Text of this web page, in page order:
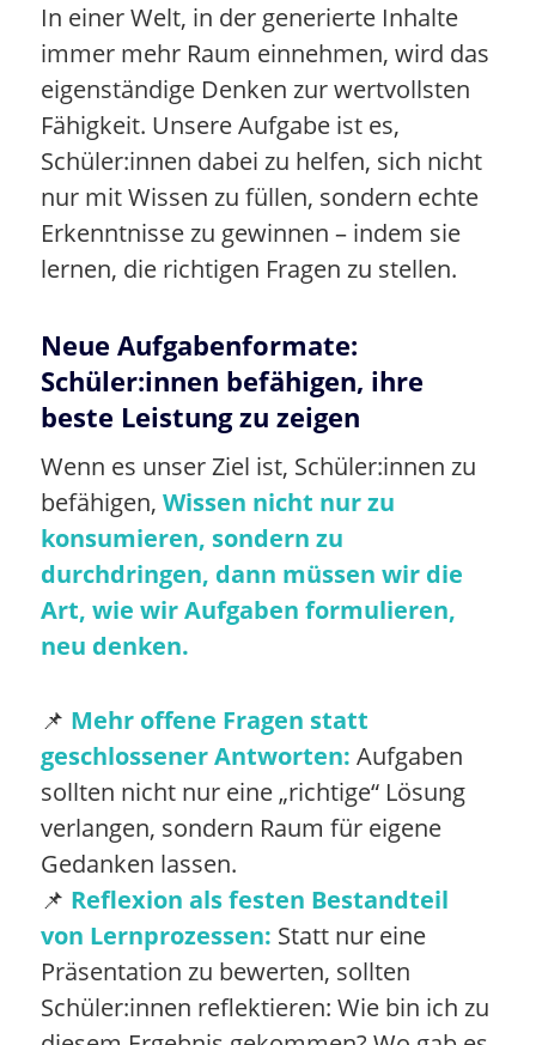
In einer Welt, in der generierte Inhalte
immer mehr Raum einnehmen, wird das
eigenständige Denken zur wertvollsten
Fähigkeit. Unsere Aufgabe ist es,
Schüler:innen dabei zu helfen, sich nicht
nur mit Wissen zu füllen, sondern echte
Erkenntnisse zu gewinnen – indem sie
lernen, die richtigen Fragen zu stellen.
Neue Aufgabenformate:
Schüler:innen befähigen, ihre
beste Leistung zu zeigen
Wenn es unser Ziel ist, Schüler:innen zu
befähigen, Wissen nicht nur zu
konsumieren, sondern zu
durchdringen, dann müssen wir die
Art, wie wir Aufgaben formulieren,
neu denken.
📌 Mehr offene Fragen statt
geschlossener Antworten: Aufgaben
sollten nicht nur eine „richtige“ Lösung
verlangen, sondern Raum für eigene
Gedanken lassen.
📌 Reflexion als festen Bestandteil
von Lernprozessen: Statt nur eine
Präsentation zu bewerten, sollten
Schüler:innen reflektieren: Wie bin ich zu